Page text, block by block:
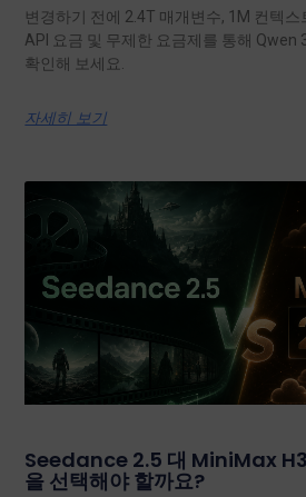
변경하기 전에 2.4T 매개변수, 1M 컨텍
API 요금 및 무제한 요금제를 통해 Qwen
확인해 보세요.
자세히 보기
Seedance 2.5 대 MiniMax
을 선택해야 할까요?